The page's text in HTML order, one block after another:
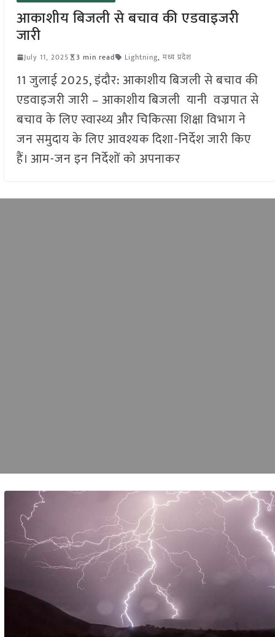
आकाशीय बिजली से बचाव की एडवाइजरी
जारी
July 11, 2025 3 min read Lightning, मध्य प्रदेश
11 जुलाई 2025, इंदौर: आकाशीय बिजली से बचाव की
एडवाइजरी जारी – आकाशीय बिजली यानी वज्रपात से
बचाव के लिए स्वास्थ्य और चिकित्सा शिक्षा विभाग ने
जन समुदाय के लिए आवश्यक दिशा-निर्देश जारी किए
हैं। आम-जन इन निर्देशों को अपनाकर